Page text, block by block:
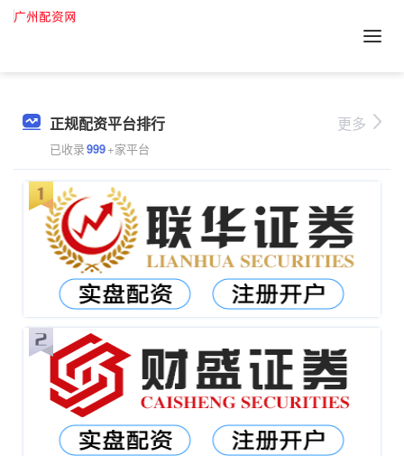
正规配资平台排行
已收录999+家平台
更多